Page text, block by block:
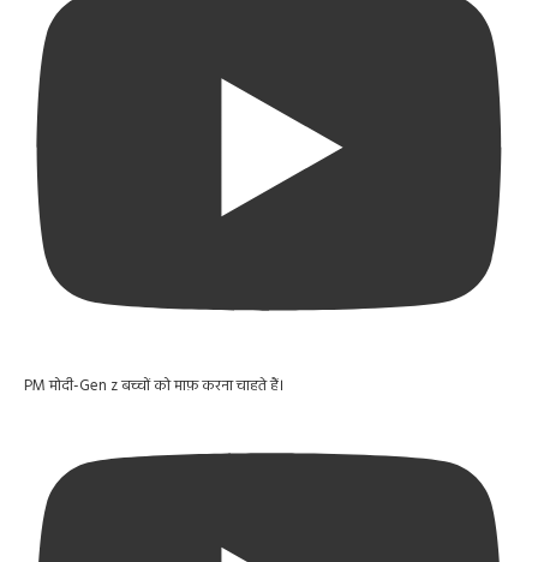
PM मोदी-Gen z बच्चों को माफ़ करना चाहते हैं।